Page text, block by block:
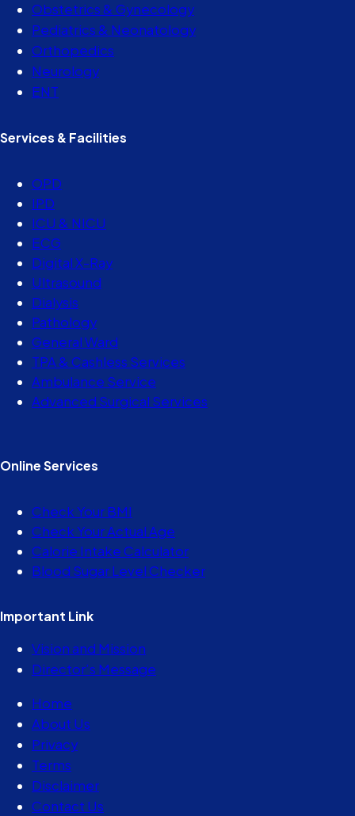
Obstetrics & Gynecology
Pediatrics & Neonatology
Orthopedics
Neurology
ENT
Services & Facilities
OPD
IPD
ICU & NICU
ECG
Digital X-Ray
Ultrasound
Dialysis
Pathology
General Ward
TPA & Cashless Services
Ambulance Service
Advanced Surgical Services
Online Services
Check Your BMI
Check Your Actual Age
Calorie Intake Calculator
Blood Sugar Level Checker
Important Link
Vision and Mission
Director’s Message
Home
About Us
Privacy
Terms
Disclaimer
Contact Us